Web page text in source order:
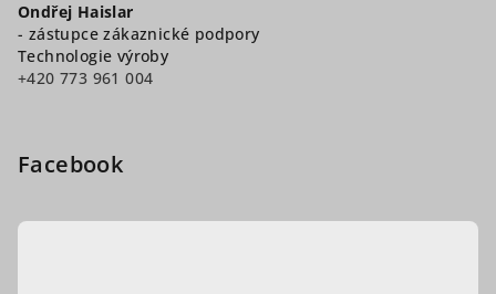
Ondřej Haislar
- zástupce zákaznické podpory
Technologie výroby
+420 773 961 004
Facebook